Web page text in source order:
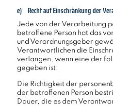
e) Recht auf Einschränkung der
Jede von der Verarbeitung
betroffene Person hat das
und Verordnungsgeber
Verantwortlichen die
verlangen, wenn eine der
gegeben ist:
Die Richtigkeit der
der betroffenen Person
Dauer, die es dem